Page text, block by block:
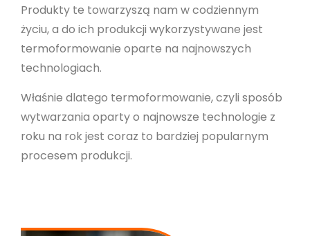
Produkty te towarzyszą nam w codziennym
życiu, a do ich produkcji wykorzystywane jest
termoformowanie oparte na najnowszych
technologiach.
Właśnie dlatego termoformowanie, czyli sposób
wytwarzania oparty o najnowsze technologie z
roku na rok jest coraz to bardziej popularnym
procesem produkcji.